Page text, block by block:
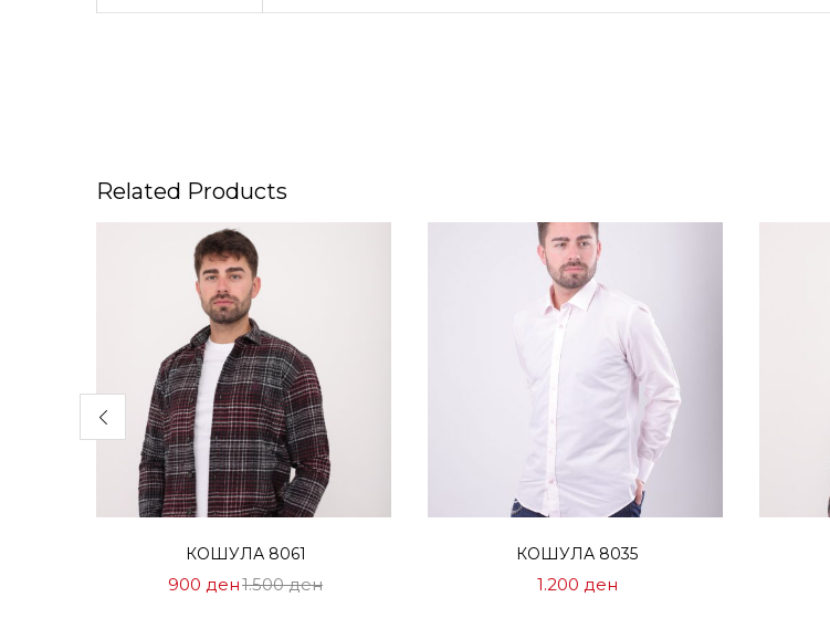
Related Products
КОШУЛА 8061
900 денЦена
1.500денНормална
КОШУЛА 8035
1.200 ден